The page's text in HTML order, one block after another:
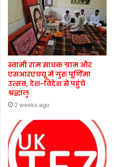
स्वामी राम साधक ग्राम और
एसआरएचयू में गुरु पूर्णिमा
उत्सव, देश-विदेश से पहुंचे
श्रद्धालु
2 weeks ago